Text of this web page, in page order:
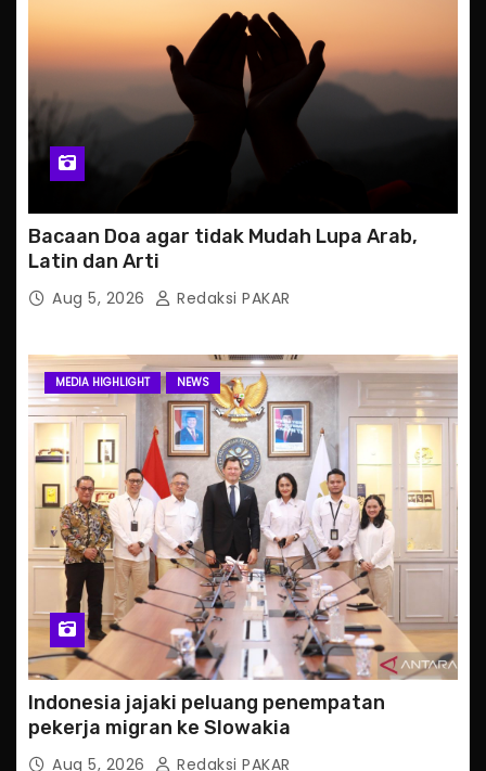
Bacaan Doa agar tidak Mudah Lupa Arab,
Latin dan Arti
Aug 5, 2026 Redaksi PAKAR
MEDIA HIGHLIGHT NEWS
Indonesia jajaki peluang penempatan
pekerja migran ke Slowakia
Aug 5, 2026 Redaksi PAKAR